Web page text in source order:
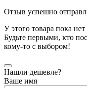
Отзыв успешно
У этого товара пока
Будьте первыми, кто
кому-то с выбором!
Нашли дешевле?
Ваше имя